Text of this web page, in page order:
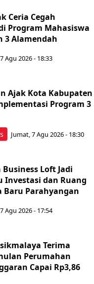
Ceria Cegah
Program Mahasiswa
3 Alamendah
Agu 2026 - 18:33
Ajak Kota Kabupaten
Program 3
Jumat, 7 Agu 2026 - 18:30
Loft Jadi
Investasi dan Ruang
Baru Parahyangan
Agu 2026 - 17:54
Terima
Perumahan
Capai Rp3,86